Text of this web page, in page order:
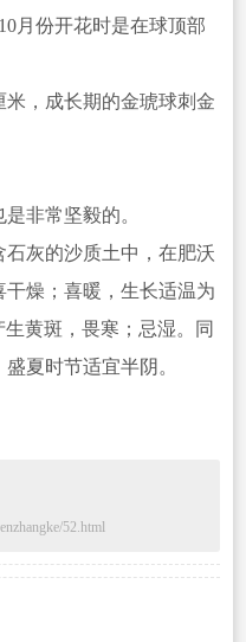
月份开花时是在球顶部
，成长期的金琥球刺金
非常坚毅的。
灰的沙质土中，在肥沃
燥；喜暖，生长适温为
黄斑，畏寒；忌湿。同
夏时节适宜半阴。
52.html